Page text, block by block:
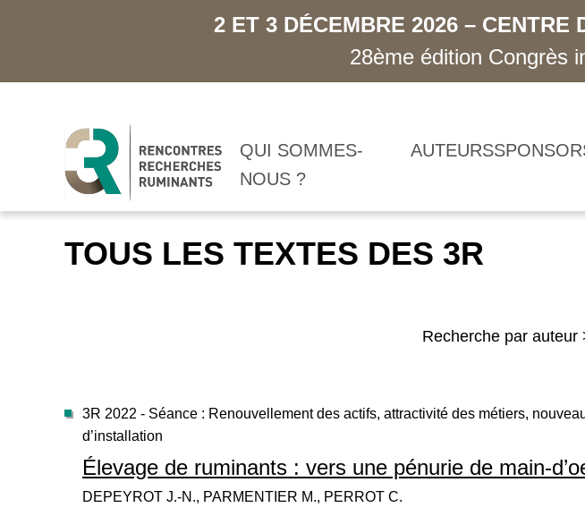
2 ET 3 DÉCEMBRE 2026 –
28ème édition Congrès
QUI SOMMES-
NOUS ?
AUTEURS
TOUS LES TEXTES DES 3R
Recherche par
3R 2022 - Séance : Renouvellement des actifs, attractivité des métiers,
d’installation
Élevage de ruminants : vers une pénurie de main-
DEPEYROT J.-N., PARMENTIER M., PERROT C.